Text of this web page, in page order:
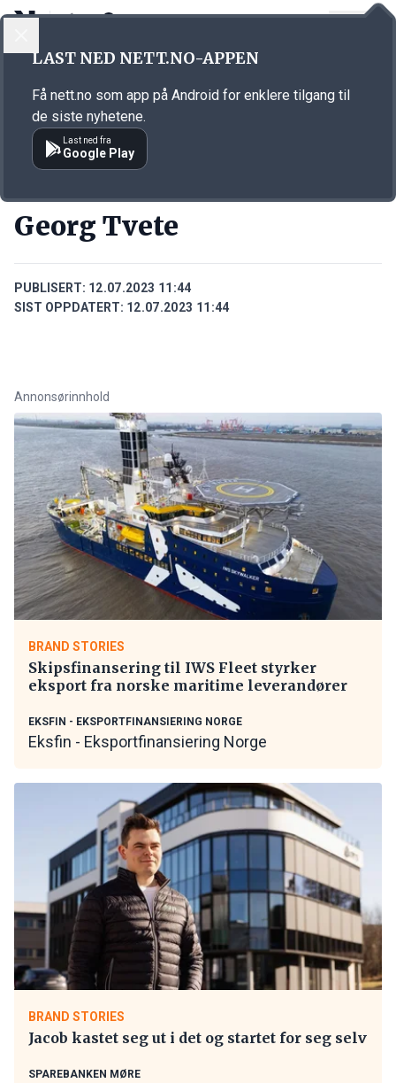
Annonsørinnhold
Georg Tvete
PUBLISERT: 12.07.2023 11:44
SIST OPPDATERT: 12.07.2023 11:44
Annonsørinnhold
BRAND STORIES
Skipsfinansering til IWS Fleet styrker
eksport fra norske maritime leverandører
EKSFIN - EKSPORTFINANSIERING NORGE
Eksfin - Eksportfinansiering Norge
BRAND STORIES
Jacob kastet seg ut i det og startet for seg selv
SPAREBANKEN MØRE
LAST NED NETT.NO-APPEN
Få nett.no som app på Android for enklere tilgang til
de siste nyhetene.
Last ned fra
Google Play